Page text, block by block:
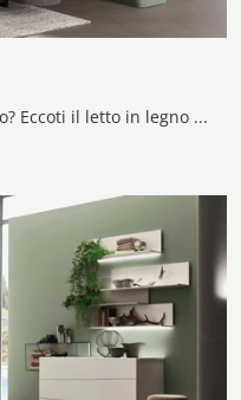
Vuoi rinnovare la camera da letto? Eccoti il letto in legno Ottanta con contenitore di Voltan per spazi design.